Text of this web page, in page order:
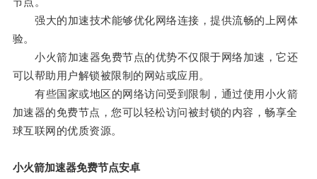
强大的加速技术能够优化网络连接，提供流畅的上网体
验。
小火箭加速器免费节点的优势不仅限于网络加速，它还
可以帮助用户解锁被限制的网站或应用。
有些国家或地区的网络访问受到限制，通过使用小火箭
加速器的免费节点，您可以轻松访问被封锁的内容，畅享全
球互联网的优质资源。
小火箭加速器免费节点安卓